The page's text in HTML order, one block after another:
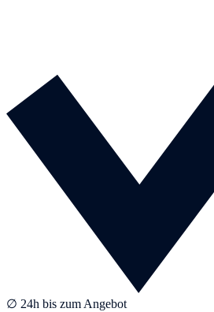
∅ 24h bis zum Angebot